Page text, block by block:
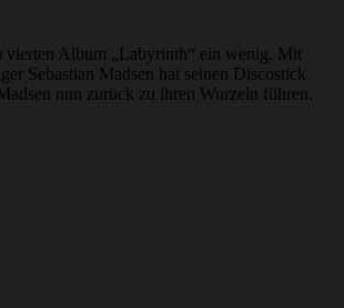
vierten Album „Labyrinth“ ein wenig. Mit
Sebastian Madsen hat seinen Discostick
nun zurück zu ihren Wurzeln führen.